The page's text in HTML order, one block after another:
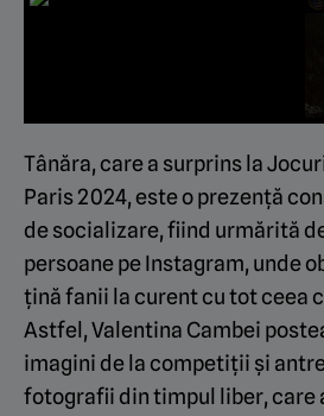
Tânăra, care a surprins la
Paris 2024, este o prezență
de socializare, fiind urmărită
persoane pe Instagram, unde
țină fanii la curent cu tot ceea
Astfel, Valentina Cambei
imagini de la competiții și
fotografii din timpul liber, care